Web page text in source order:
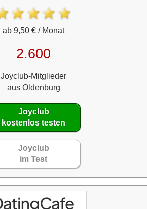
ab 9,50 € / Monat
2.600
Joyclub-Mitglieder
aus Oldenburg
Joyclub
kostenlos testen
Joyclub
im Test